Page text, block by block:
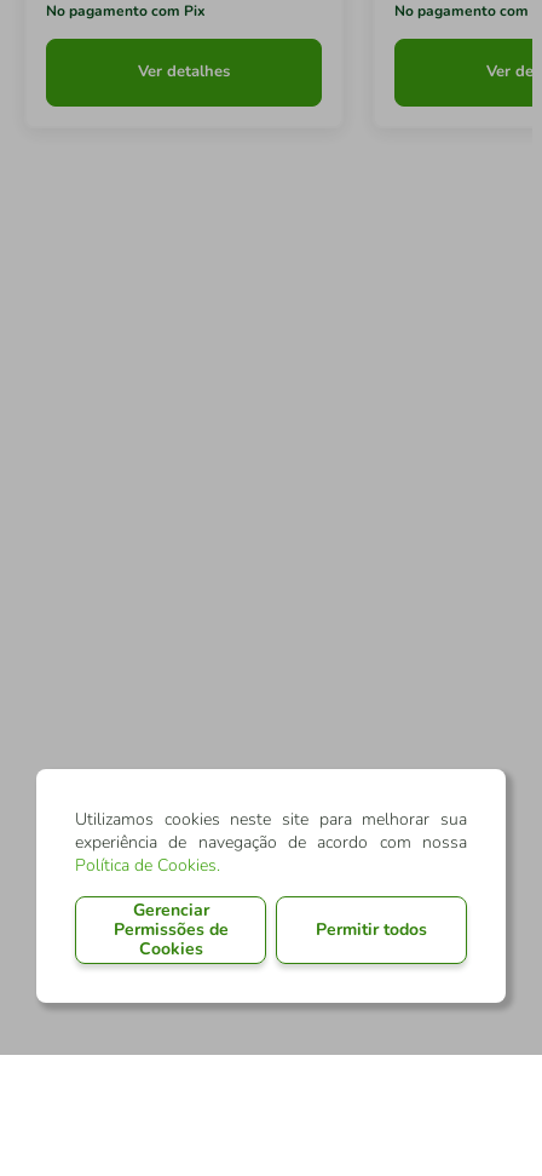
No pagamento com Pix
Ver detalhes
No pagamento com
Ver
Utilizamos cookies neste site para melhorar sua
experiência de navegação de acordo com nossa
Política de Cookies.
Gerenciar
Permissões de
Cookies
Permitir todos